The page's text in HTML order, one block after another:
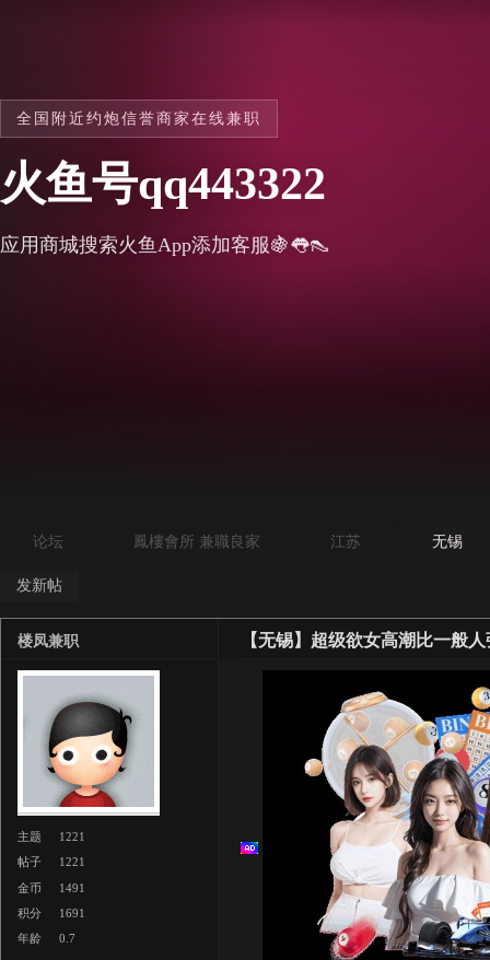
全国附近约炮信誉商家在线兼职
火鱼号qq443322
应用商城搜索火鱼App添加客服🍇👅👠
论坛 鳳樓會所 兼職良家 江苏 无锡
发新帖
【无锡】超级欲女高潮比一般
楼凤兼职
主题
1221
帖子
1221
金币
1491
积分
1691
年龄
0.7